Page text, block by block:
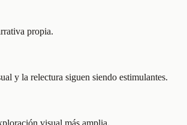
propia.
y la relectura siguen siendo estimulantes.